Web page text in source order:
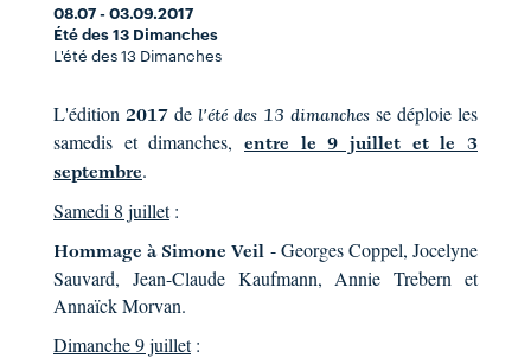
08.07 - 03.09.2017
Été des 13 Dimanches
L'été des 13 Dimanches
L'édition 2017 de l'été des 13 dimanches se déploie les
samedis et dimanches,
entre le 9 juillet et le 3
septembre.
Samedi 8 juillet:
Hommage à Simone Veil - Georges Coppel, Jocelyne
Sauvard, Jean-Claude Kaufmann, Annie Trebern et
Annaïck Morvan.
Dimanche 9 juillet: